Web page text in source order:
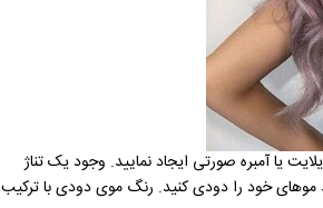
یا آمبره صورتی ایجاد نمایید. وجود یک تناژ
موهای خود را دودی کنید. رنگ موی دودی با ترکیب